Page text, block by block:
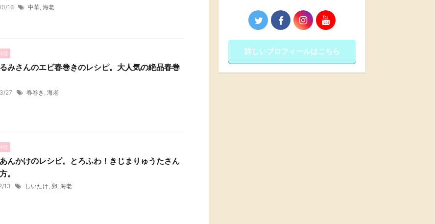
16 中華 海老
理
みさんのエビ春巻きのレシピ。大人気の絶品春巻
27 春巻き 海老
理
んかけのレシピ。とろふわ！きじまりゅうたさん
。
13 しいたけ 卵 海老
詳しいプロフィールはこちら